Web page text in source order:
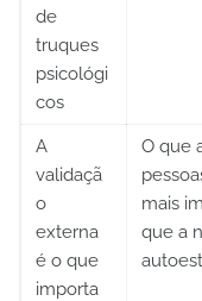
de
truques
psicológi
cos
A
validaçã
o
externa
é o que
importa
O que
mais
que a